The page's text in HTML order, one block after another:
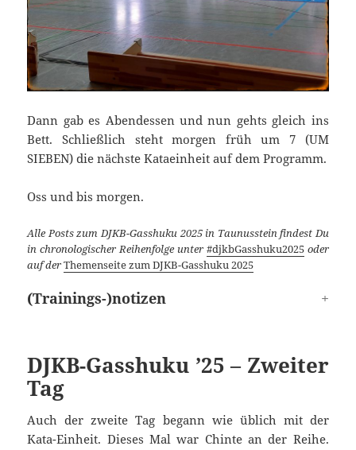
Dann gab es Abendessen und nun gehts gleich ins
Bett. Schließlich steht morgen früh um 7 (UM
SIEBEN) die nächste Kataeinheit auf dem Programm.
Oss und bis morgen.
Alle Posts zum DJKB-Gasshuku 2025 in Taunusstein findest Du
in chronologischer Reihenfolge unter #djkbGasshuku2025oder
auf derThemenseite zum DJKB-Gasshuku 2025
(Trainings-)notizen
DJKB-Gasshuku ’25 – Zweiter
Tag
Auch der zweite Tag begann wie üblich mit der
Kata-Einheit. Dieses Mal war Chinte an der Reihe.